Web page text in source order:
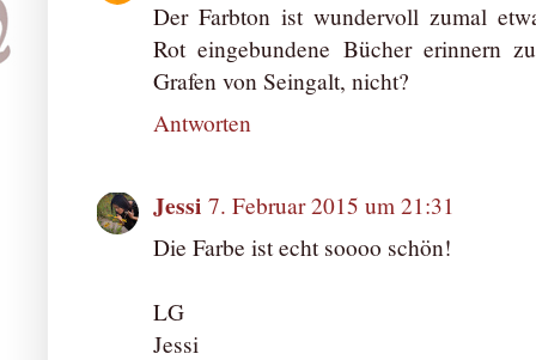
Der Farbton ist wundervoll zumal
Rot eingebundene Bücher erinnern
Grafen von Seingalt, nicht?
Antworten
Jessi 7. Februar 2015 um 21:31
Die Farbe ist echt soooo schön!
LG
Jessi